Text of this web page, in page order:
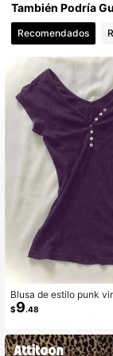
También Podría
Recomendados
Blusa de estilo punk
color para mujer, uso
e, manga corta con
o estilo dulce
$9.48